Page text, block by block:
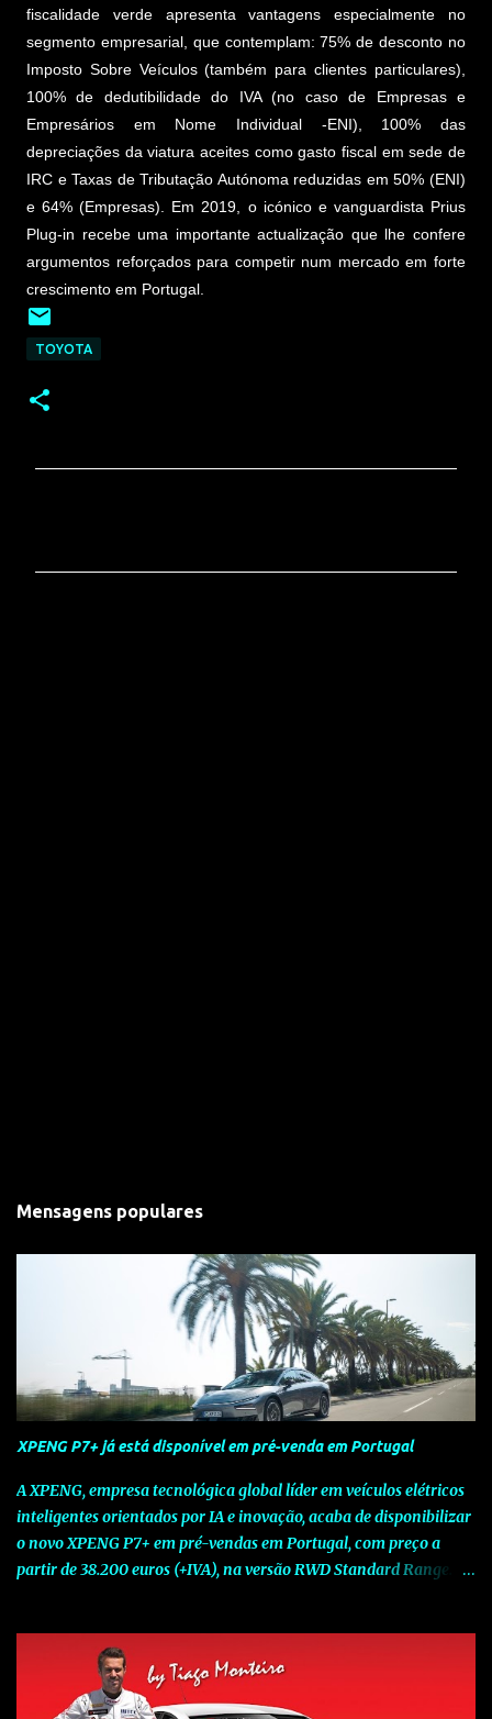
fiscalidade verde apresenta vantagens especialmente no
segmento empresarial, que contemplam: 75% de desconto no
Imposto Sobre Veículos (também para clientes particulares),
100% de dedutibilidade do IVA (no caso de Empresas e
Empresários em Nome Individual -ENI), 100% das
depreciações da viatura aceites como gasto fiscal em sede de
IRC e Taxas de Tributação Autónoma reduzidas em 50% (ENI)
e 64% (Empresas). Em 2019, o icónico e vanguardista Prius
Plug-in recebe uma importante actualização que lhe confere
argumentos reforçados para competir num mercado em forte
crescimento em Portugal.
TOYOTA
Mensagens populares
XPENG P7+ já está disponível em pré-venda em Portugal
A XPENG, empresa tecnológica global líder em veículos elétricos
inteligentes orientados por IA e inovação, acaba de disponibilizar
o novo XPENG P7+ em pré-vendas em Portugal, com preço a
partir de 38.200 euros (+IVA), na versão RWD Standard Range.
num momento decisivo, em que a indústria automóvel evolui da
mobilidade baseada na potência para a mobilidade baseada na
inteligência. Concebido como um fastback preparado para o